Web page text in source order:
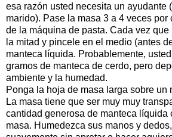
esa razón usted necesita un ayudante
marido). Pase la masa 3 a 4 veces por
de la máquina de pasta. Cada vez
la mitad y pincele en el medio (antes
manteca líquida. Probablemente,
gramos de manteca de cerdo, pero
ambiente y la humedad.
Ponga la hoja de masa larga sobre un
La masa tiene que ser muy muy
cantidad generosa de manteca líquida
masa. Humedezca sus manos y